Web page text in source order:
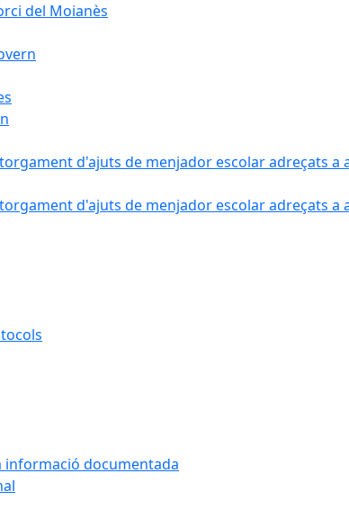
del Moianès
d'ajuts de menjador escolar adreçats
d'ajuts de menjador escolar adreçats
informació documentada